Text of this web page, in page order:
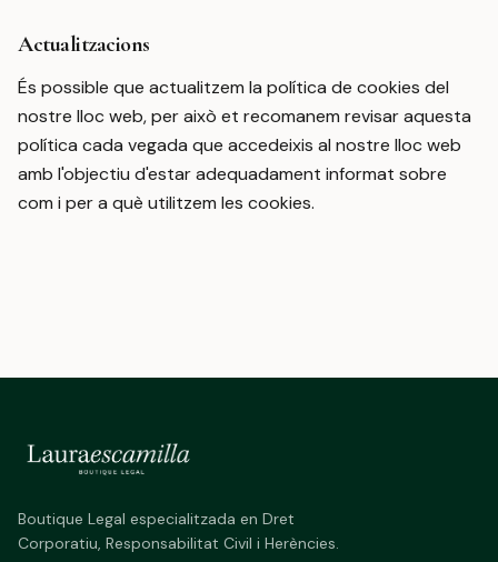
Actualitzacions
És possible que actualitzem la política de cookies del
nostre lloc web, per això et recomanem revisar aquesta
política cada vegada que accedeixis al nostre lloc web
amb l'objectiu d'estar adequadament informat sobre
com i per a què utilitzem les cookies.
Boutique Legal especialitzada en Dret
Corporatiu, Responsabilitat Civil i Herències.